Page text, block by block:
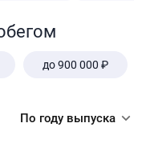
до 900 000 ₽
По году выпуска